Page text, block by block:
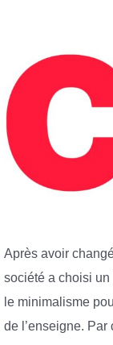
Après avoir
société a choisi
le minimalisme
de l’enseigne.